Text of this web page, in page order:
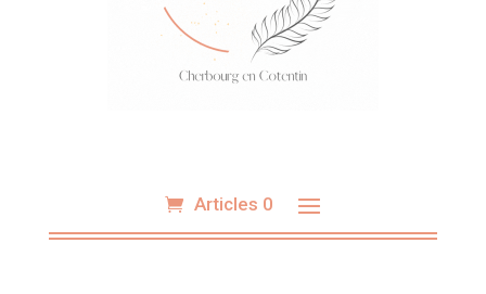
Articles 0